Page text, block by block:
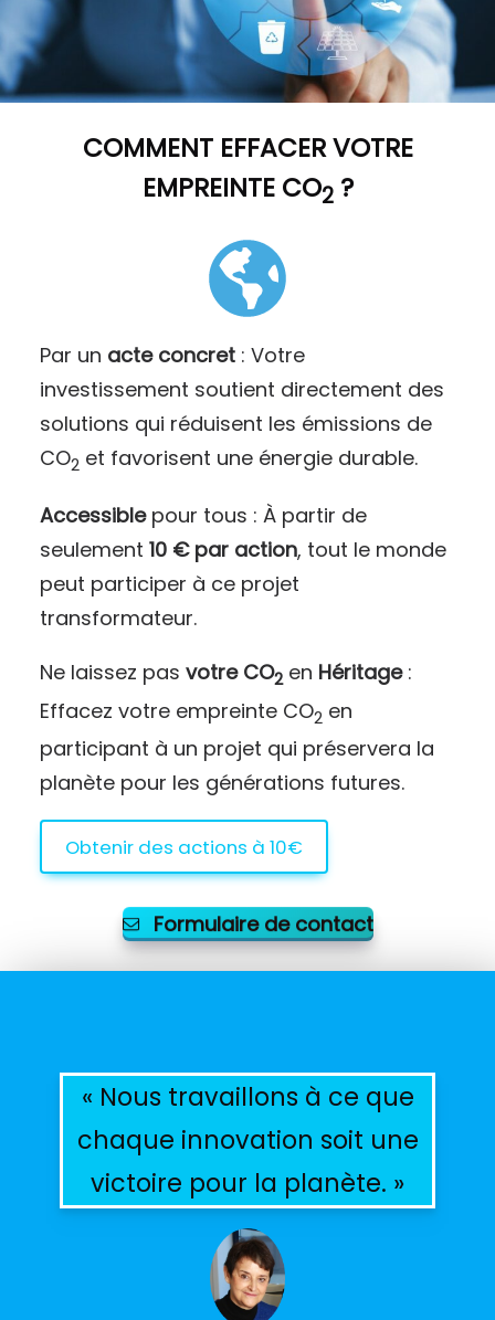
COMMENT EFFACER VOTRE
EMPREINTE CO2?
Par un acte concret: Votre
investissement soutient directement des
solutions qui réduisent les émissions de
CO2 et favorisent une énergie durable.
Accessiblepour tous : À partir de
seulement 10 € par action, tout le monde
peut participer à ce projet
transformateur.
Ne laissez pas votre CO2en Héritage:
Effacez votre empreinte CO2 en
participant à un projet qui préservera la
planète pour les générations futures.
Obtenir des actions à 10€
Formulaire de contact
« Nous travaillons à ce que
chaque innovation soit une
victoire pour la planète. »